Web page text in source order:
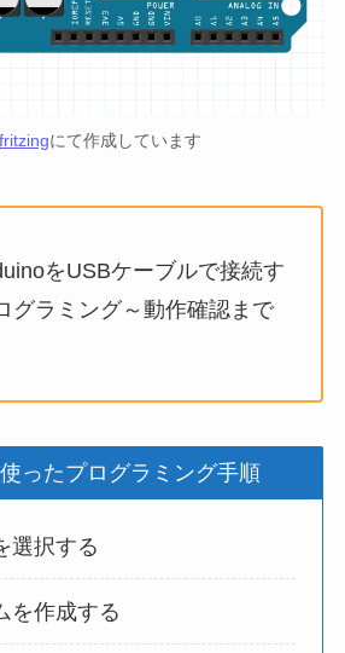
fritzingにて作成しています
をUSBケーブルで接続す
グラミング～動作確認まで
ったプログラミング手順
選択する
を作成する